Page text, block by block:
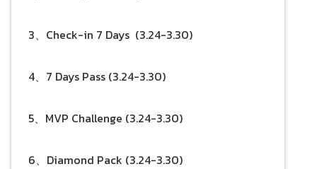
3、Check-in 7 Days (3.24-3.30)
4、7 Days Pass (3.24-3.30)
5、MVP Challenge (3.24-3.30)
6、Diamond Pack (3.24-3.30)